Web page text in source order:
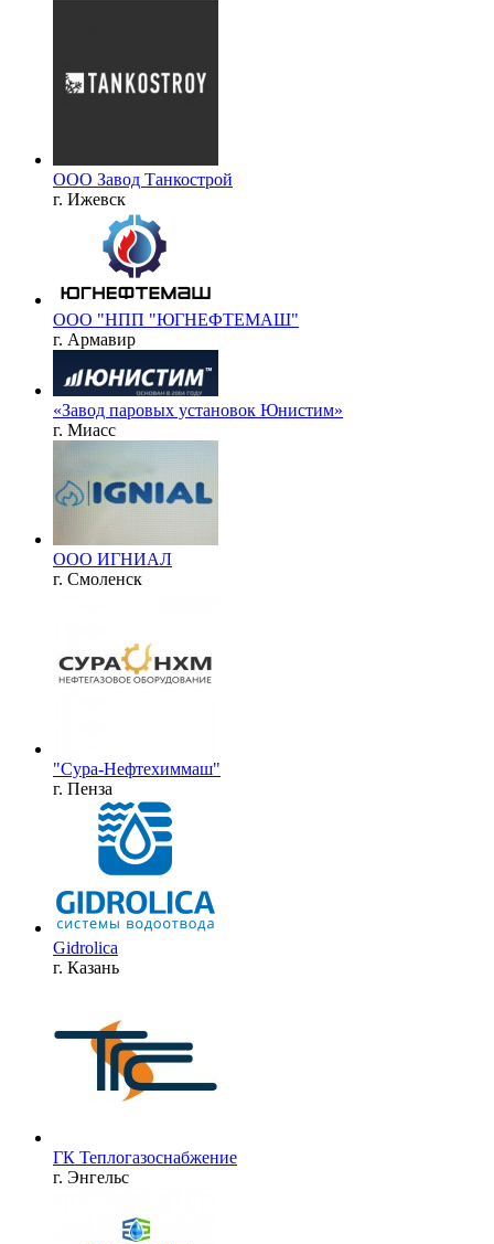
ООО Завод Танкострой
г. Ижевск
ООО "НПП "ЮГНЕФТЕМАШ"
г. Армавир
«Завод паровых установок Юнистим»
г. Миасс
ООО ИГНИАЛ
г. Смоленск
"Сура-Нефтехиммаш"
г. Пенза
Gidrolica
г. Казань
ГК Теплогазоснабжение
г. Энгельс